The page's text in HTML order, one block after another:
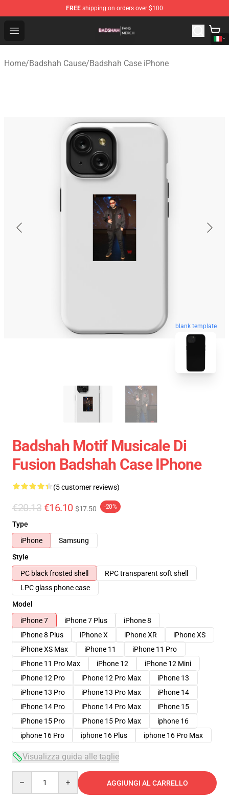
FREE shipping on orders over $100
Open menu
Badshah Shop - Official Badshah Merchandise Store
Home/Badshah Cause/Badshah Case iPhone
blank template
Badshah Motif Musicale Di
Fusion Badshah Case IPhone
(5 customer reviews)
€20.13 €16.10 $17.50 -20%
Type
iPhone
Samsung
Style
PC black frosted shell
RPC transparent soft shell
LPC glass phone case
Model
iPhone 7
iPhone 7 Plus
iPhone 8
iPhone 8 Plus
iPhone X iPhone XR
iPhone XS
iPhone XS Max
iPhone 11
iPhone 11 Pro
iPhone 11 Pro Max
iPhone 12
iPhone 12 Mini
iPhone 12 Pro
iPhone 12 Pro Max
iPhone 13
iPhone 13 Pro
iPhone 13 Pro Max
iPhone 14
iPhone 14 Pro
iPhone 14 Pro Max
iPhone 15
iPhone 15 Pro
iPhone 15 Pro Max
iphone 16
iphone 16 Pro
iphone 16 Plus iphone 16 Pro Max
Visualizza guida alle taglie
AGGIUNGI AL CARRELLO